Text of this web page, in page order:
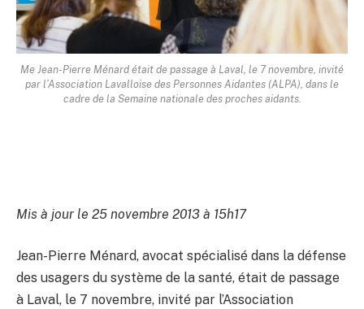
Me Jean-Pierre Ménard était de passage à Laval, le 7 novembre, invité
par l’Association Lavalloise des Personnes Aidantes (ALPA), dans le
cadre de la Semaine nationale des proches aidants.
Mis à jour le 25 novembre 2013 à 15h17
Jean-Pierre Ménard, avocat spécialisé dans la défense
des usagers du système de la santé, était de passage
à Laval, le 7 novembre, invité par l’Association